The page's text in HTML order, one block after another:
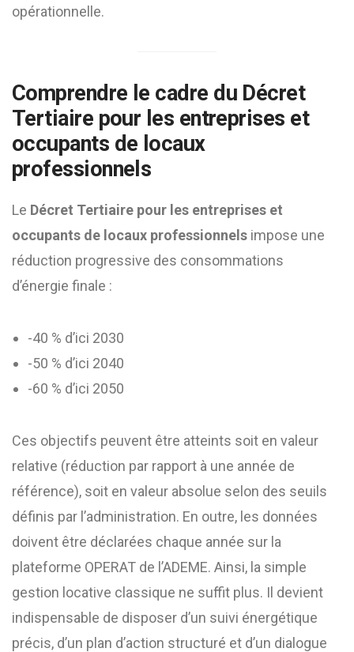
opérationnelle.
Comprendre le cadre du Décret
Tertiaire pour les entreprises et
occupants de locaux
professionnels
Le Décret Tertiaire pour les entreprises et
occupants de locaux professionnels impose une
réduction progressive des consommations
d’énergie finale :
-40 % d’ici 2030
-50 % d’ici 2040
-60 % d’ici 2050
Ces objectifs peuvent être atteints soit en valeur
relative (réduction par rapport à une année de
référence), soit en valeur absolue selon des seuils
définis par l’administration. En outre, les données
doivent être déclarées chaque année sur la
plateforme OPERAT de l’ADEME. Ainsi, la simple
gestion locative classique ne suffit plus. Il devient
indispensable de disposer d’un suivi énergétique
précis, d’un plan d’action structuré et d’un dialogue